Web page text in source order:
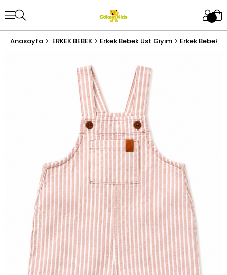
Anasayfa ERKEK BEBEK Erkek Bebek Üst Giyim Erkek Bebek